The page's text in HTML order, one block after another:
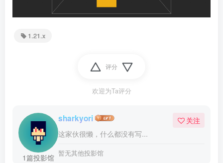
1.21.x
评分
欢迎为Ta评分
1篇投影馆
sharkyori
这家伙很懒，什么都没有写...
关注
暂无其他投影馆